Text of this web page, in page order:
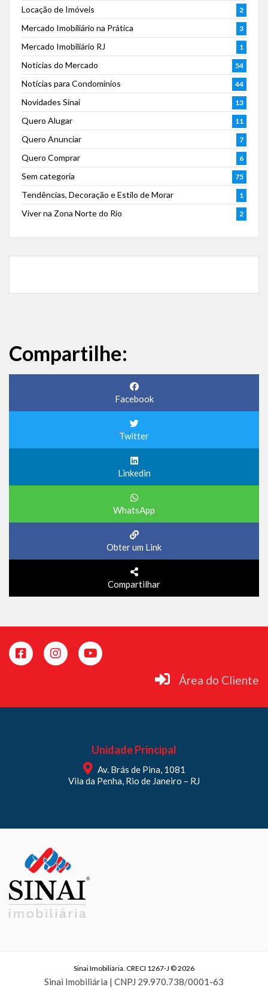
Locação de Imóveis 2
Mercado Imobiliário na Prática 3
Mercado Imobiliário RJ 1
Notícias do Mercado 54
Notícias para Condomínios 44
Novidades Sinai 13
Quero Alugar 11
Quero Anunciar 7
Quero Comprar 6
Sem categoria 75
Tendências, Decoração e Estilo de Morar 1
Viver na Zona Norte do Rio 2
Compartilhe:
Facebook
Twitter
Linkedin
WhatsApp
Obter um Link
Compartilhar
Área do Cliente
Unidade Principal
Av. Brás de Pina, 1081
Vila da Penha, Rio de Janeiro – RJ
Sinai Imobiliária. CRECI 1267-J © 2026
Sinai Imobiliária | CNPJ 29.970.738/0001-63